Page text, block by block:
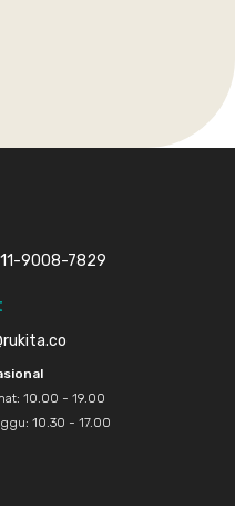
9008-7829
10.00 - 19.00
10.30 - 17.00